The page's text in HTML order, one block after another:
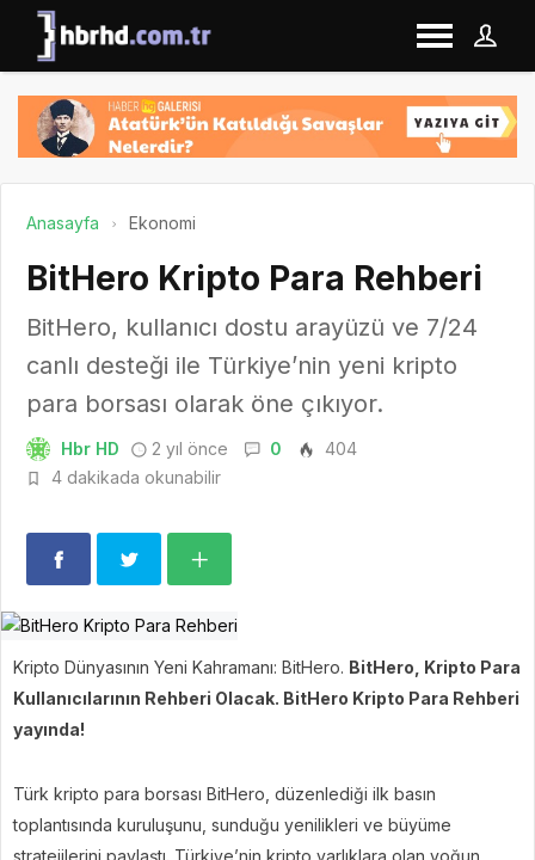
Anasayfa Ekonomi
BitHero Kripto Para Rehberi
BitHero, kullanıcı dostu arayüzü ve 7/24
canlı desteği ile Türkiye’nin yeni kripto
para borsası olarak öne çıkıyor.
Hbr HD 2 yıl önce 0
404
4 dakikada okunabilir
Kripto Dünyasının Yeni Kahramanı: BitHero. BitHero, Kripto Para
Kullanıcılarının Rehberi Olacak. BitHero Kripto Para Rehberi
yayında!
Türk kripto para borsası BitHero, düzenlediği ilk basın
toplantısında kuruluşunu, sunduğu yenilikleri ve büyüme
stratejilerini paylaştı. Türkiye’nin kripto varlıklara olan yoğun